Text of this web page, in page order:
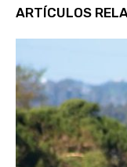
ARTÍCULOS